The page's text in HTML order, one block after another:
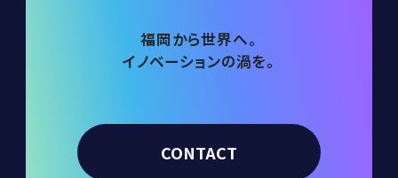
福岡から世界へ。
イノベーションの渦を。
CONTACT